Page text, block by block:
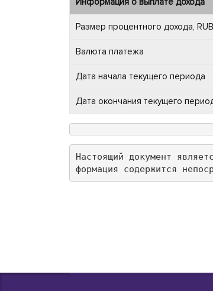
Размер процентного дохода, RUB
Валюта платежа
Дата начала текущего периода
Дата окончания текущего
Настоящий документ
формация содержится